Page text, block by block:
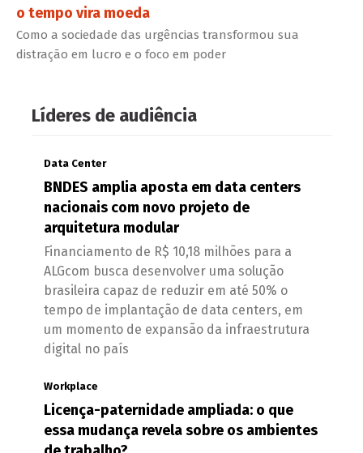
o tempo vira moeda
Como a sociedade das urgências transformou sua
distração em lucro e o foco em poder
Líderes de audiência
Data Center
BNDES amplia aposta em data centers
nacionais com novo projeto de
arquitetura modular
Financiamento de R$ 10,18 milhões para a
ALGcom busca desenvolver uma solução
brasileira capaz de reduzir em até 50% o
tempo de implantação de data centers, em
um momento de expansão da infraestrutura
digital no país
Workplace
Licença-paternidade ampliada: o que
essa mudança revela sobre os ambientes